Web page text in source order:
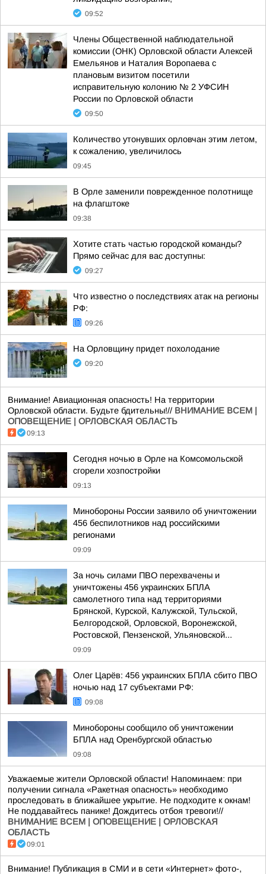
09:52
Члены Общественной наблюдательной
комиссии (ОНК) Орловской области Алексей
Емельянов и Наталия Воропаева с
плановым визитом посетили
исправительную колонию № 2 УФСИН
России по Орловской области
09:50
Количество утонувших орловчан этим летом,
к сожалению, увеличилось
09:45
В Орле заменили поврежденное полотнище
на флагштоке
09:38
Хотите стать частью городской команды?
Прямо сейчас для вас доступны:
09:27
Что известно о последствиях атак на регионы
РФ:
09:26
На Орловщину придет похолодание
09:20
Внимание! Авиационная опасность! На территории
Орловской области. Будьте бдительны!// ВНИМАНИЕ ВСЕМ |
ОПОВЕЩЕНИЕ | ОРЛОВСКАЯ ОБЛАСТЬ
09:13
Сегодня ночью в Орле на Комсомольской
сгорели хозпостройки
09:13
Минобороны России заявило об уничтожении
456 беспилотников над российскими
регионами
09:09
За ночь силами ПВО перехвачены и
уничтожены 456 украинских БПЛА
самолетного типа над территориями
Брянской, Курской, Калужской, Тульской,
Белгородской, Орловской, Воронежской,
Ростовской, Пензенской, Ульяновской...
09:09
Олег Царёв: 456 украинских БПЛА сбито ПВО
ночью над 17 субъектами РФ:
09:08
Минобороны сообщило об уничтожении
БПЛА над Оренбургской областью
09:08
Уважаемые жители Орловской области! Напоминаем: при
получении сигнала «Ракетная опасность» необходимо
проследовать в ближайшее укрытие. Не подходите к окнам!
Не поддавайтесь панике! Дождитесь отбоя тревоги!//
ВНИМАНИЕ ВСЕМ | ОПОВЕЩЕНИЕ | ОРЛОВСКАЯ
ОБЛАСТЬ
09:01
Внимание! Публикация в СМИ и в сети «Интернет» фото-,